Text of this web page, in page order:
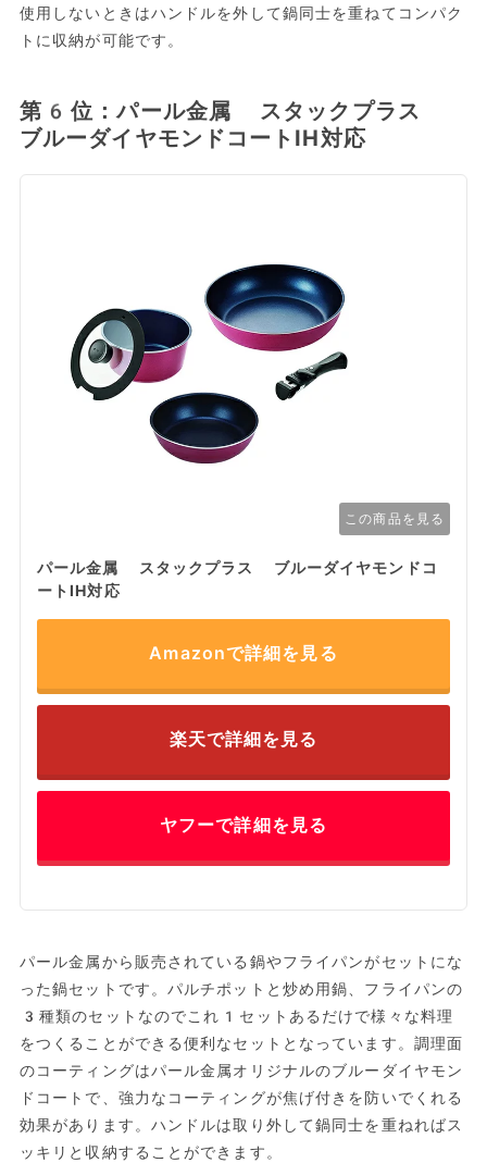
使用しないときはハンドルを外して鍋同士を重ねてコンパク
トに収納が可能です。
第6位：パール金属 スタックプラス
ブルーダイヤモンドコートIH対応
この商品を見る
パール金属 スタックプラス ブルーダイヤモンドコ
ートIH対応
Amazonで詳細を見る
楽天で詳細を見る
ヤフーで詳細を見る
パール金属から販売されている鍋やフライパンがセットにな
った鍋セットです。パルチポットと炒め用鍋、フライパンの
3種類のセットなのでこれ1セットあるだけで様々な料理
をつくることができる便利なセットとなっています。調理面
のコーティングはパール金属オリジナルのブルーダイヤモン
ドコートで、強力なコーティングが焦げ付きを防いでくれる
効果があります。ハンドルは取り外して鍋同士を重ねればス
ッキリと収納することができます。